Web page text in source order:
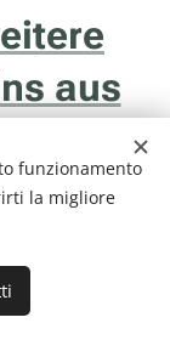
aus
- Via delle
funzionamento
la migliore